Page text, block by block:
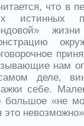
что в
истинных
нам
деле,
себе.
большое «не
это